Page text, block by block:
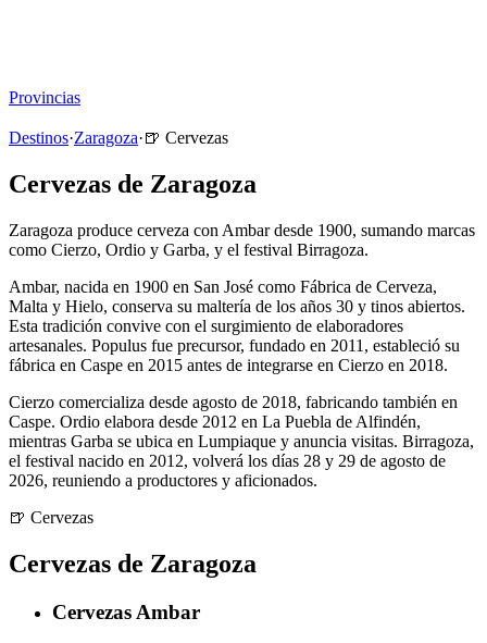
Provincias
Destinos·Zaragoza·🍺 Cervezas
Cervezas de Zaragoza
Zaragoza produce cerveza con Ambar desde 1900, sumando marcas
como Cierzo, Ordio y Garba, y el festival Birragoza.
Ambar, nacida en 1900 en San José como Fábrica de Cerveza,
Malta y Hielo, conserva su maltería de los años 30 y tinos abiertos.
Esta tradición convive con el surgimiento de elaboradores
artesanales. Populus fue precursor, fundado en 2011, estableció su
fábrica en Caspe en 2015 antes de integrarse en Cierzo en 2018.
Cierzo comercializa desde agosto de 2018, fabricando también en
Caspe. Ordio elabora desde 2012 en La Puebla de Alfindén,
mientras Garba se ubica en Lumpiaque y anuncia visitas. Birragoza,
el festival nacido en 2012, volverá los días 28 y 29 de agosto de
2026, reuniendo a productores y aficionados.
🍺 Cervezas
Cervezas de Zaragoza
Cervezas Ambar